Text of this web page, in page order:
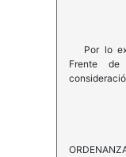
Por lo
Frente